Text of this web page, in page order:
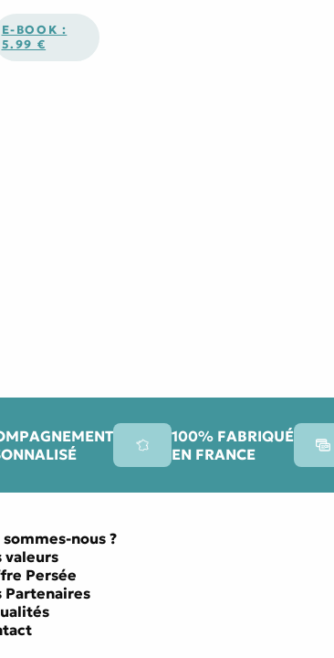
E-BOOK :
5.99 €
100% FABRIQUÉ
EN FRANCE
sommes-nous ?
valeurs
Persée
Partenaires